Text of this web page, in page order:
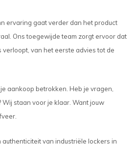
ervaring gaat verder dan het product
Ons toegewijde team zorgt ervoor dat
van het eerste advies tot de
aankoop betrokken. Heb je vragen,
staan voor je klaar. Want jouw
authenticiteit van industriële lockers in